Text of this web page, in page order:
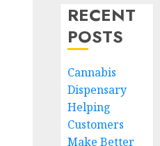
RECENT
POSTS
Cannabis
Dispensary
Helping
Customers
Make Better